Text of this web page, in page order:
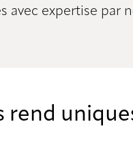
avec expertise par
rend